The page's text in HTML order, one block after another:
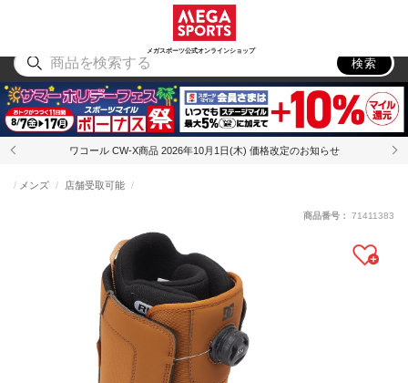
メガスポーツ公式オンラインショップ
アウトドア
検索
ワコール CW-X商品 2026年10月1日(木) 価格改定のお知らせ
メンズ 店舗受取可能
商品番号： 71411383